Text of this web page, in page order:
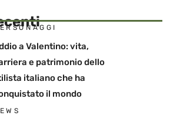
a Valentino: vita,
e patrimonio dello
italiano che ha
il mondo